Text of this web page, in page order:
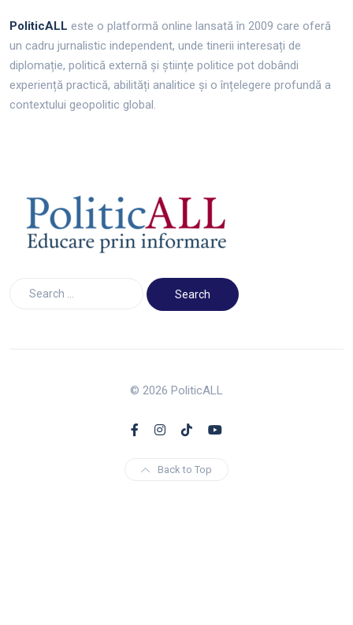
PoliticALL este o platformă online lansată în 2009 care oferă
un cadru jurnalistic independent, unde tinerii interesați de
diplomație, politică externă și științe politice pot dobândi
experiență practică, abilități analitice și o înțelegere profundă a
contextului geopolitic global.
© 2026 PoliticALL
Back to Top